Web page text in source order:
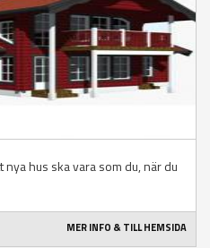
nya hus ska vara som du, när du
MER INFO & TILL HEMSIDA